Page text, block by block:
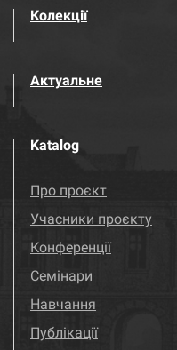
Колекції
Актуальне
Katalog
Про проєкт
Учасники проєкту
Конференції
Семінари
Навчання
Публікації